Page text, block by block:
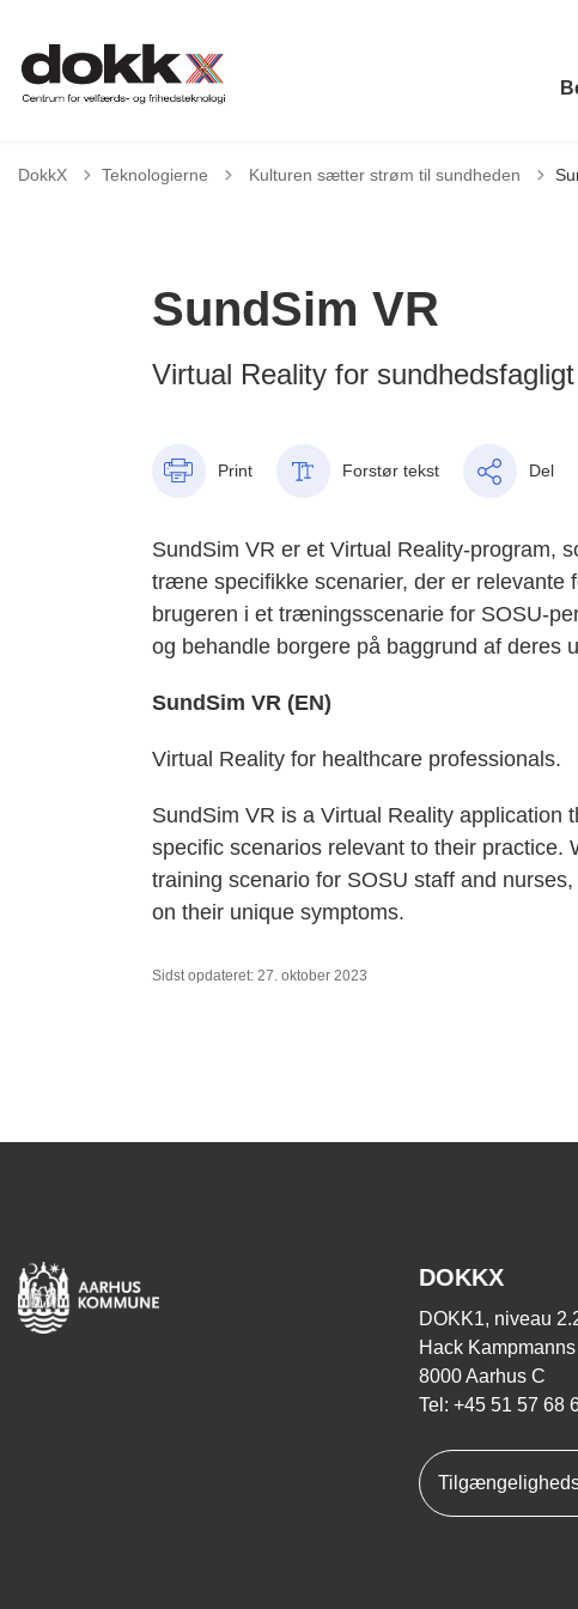
DokkX Teknologierne Tilbage til
Kulturen sætter strøm til sundheden
SundSim VR
Virtual Reality for
Print Forstør tekst Del
SundSim VR er et Virtual Reality-program,
træne specifikke scenarier, der er relevante
brugeren i et træningsscenarie for SOSU-
og behandle borgere på baggrund af deres
SundSim VR (EN)
Virtual Reality for healthcare professionals.
SundSim VR is a Virtual Reality application
specific scenarios relevant to their practice.
training scenario for SOSU staff and
on their unique symptoms.
Sidst opdateret: 27. oktober 2023
DOKKX
DOKK1, niveau
Hack
8000 Aarhus C
Tel: +45 51 57 68